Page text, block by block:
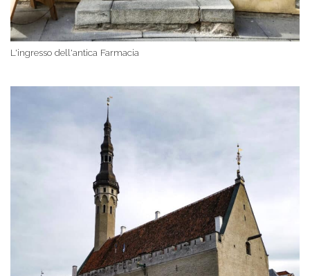
L'ingresso dell'antica Farmacia